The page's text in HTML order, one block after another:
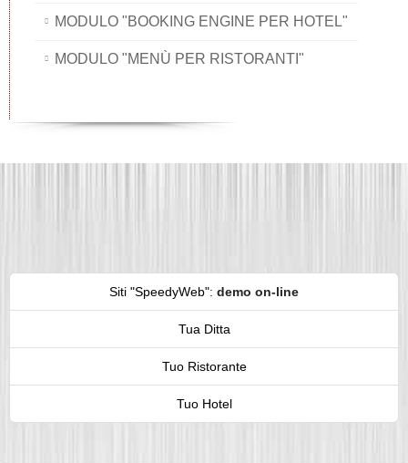
MODULO "BOOKING ENGINE PER HOTEL"
MODULO "MENÙ PER RISTORANTI"
Siti "SpeedyWeb": demo on-line
Tua Ditta
Tuo Ristorante
Tuo Hotel